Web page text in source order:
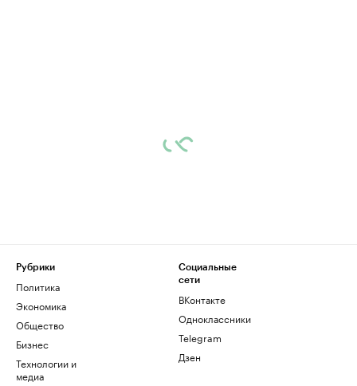
Рубрики
Политика
Экономика
Общество
Бизнес
Технологии и
медиа
Социальные
сети
ВКонтакте
Одноклассники
Telegram
Дзен